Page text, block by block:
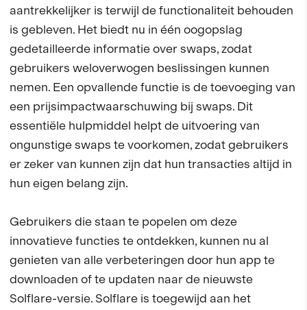
aantrekkelijker is terwijl de functionaliteit behouden
is gebleven. Het biedt nu in één oogopslag
gedetailleerde informatie over swaps, zodat
gebruikers weloverwogen beslissingen kunnen
nemen. Een opvallende functie is de toevoeging van
een prijsimpactwaarschuwing bij swaps. Dit
essentiële hulpmiddel helpt de uitvoering van
ongunstige swaps te voorkomen, zodat gebruikers
er zeker van kunnen zijn dat hun transacties altijd in
hun eigen belang zijn.
Gebruikers die staan te popelen om deze
innovatieve functies te ontdekken, kunnen nu al
genieten van alle verbeteringen door hun app te
downloaden of te updaten naar de nieuwste
Solflare-versie. Solflare is toegewijd aan het